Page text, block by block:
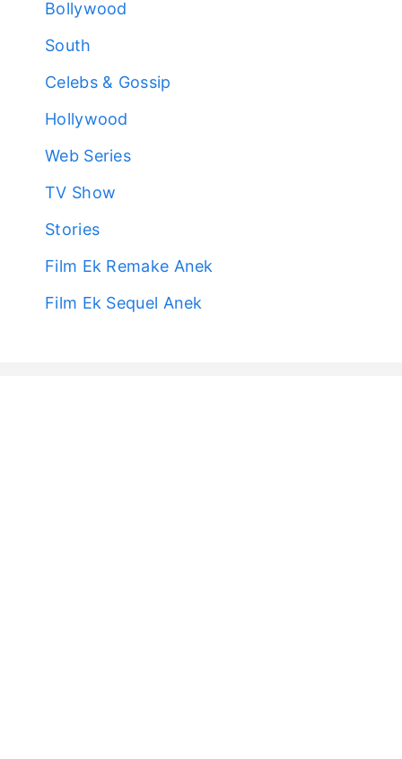
Bollywood
South
Celebs & Gossip
Hollywood
Web Series
TV Show
Stories
Film Ek Remake Anek
Film Ek Sequel Anek